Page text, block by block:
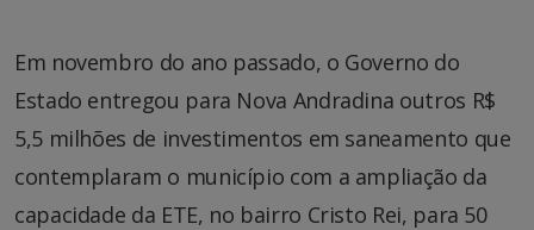
Em novembro do ano passado, o Governo do
Estado entregou para Nova Andradina outros R$
5,5 milhões de investimentos em saneamento que
contemplaram o município com a ampliação da
capacidade da ETE, no bairro Cristo Rei, para 50